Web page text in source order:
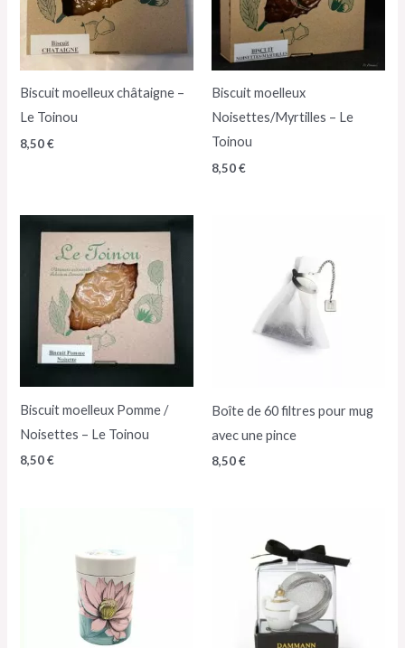
Biscuit moelleux châtaigne –
Le Toinou
8,50€
Biscuit moelleux
Noisettes/Myrtilles – Le
Toinou
8,50€
Biscuit moelleux Pomme /
Noisettes – Le Toinou
8,50€
Boîte de 60 filtres pour mug
avec une pince
8,50€